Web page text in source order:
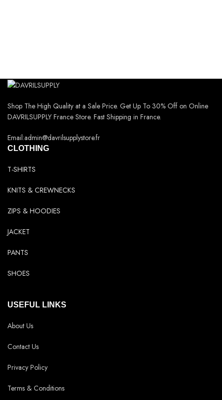
Shop The High Quality at a Sale Price. Get Up To 30% Off on Online
DAVRILSUPPLY France Store. Fast Shipping in France.
Email:admin@davrilsupplystore.fr
CLOTHING
T-SHIRTS
KNITS & CREWNECKS
ZIPS & HOODIES
JACKET
PANTS
SHOES
USEFUL LINKS
About Us
Contact Us
Privacy Policy
Terms & Conditions